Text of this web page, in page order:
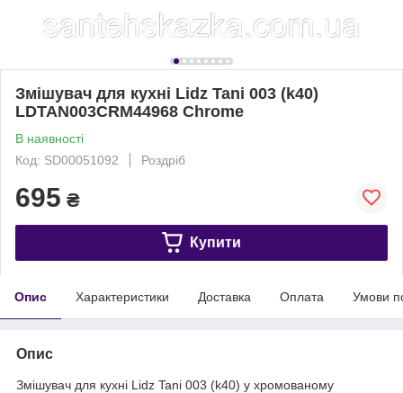
Змішувач для кухні Lidz Tani 003 (k40)
LDTAN003CRM44968 Chrome
В наявності
Код: SD00051092
Роздріб
695 ₴
Купити
Опис Характеристики Доставка Оплата Умови
Опис
Змішувач для кухні Lidz Tani 003 (k40) у хромованому